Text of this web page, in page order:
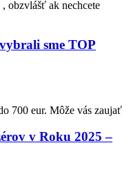
obzvlášť ak nechcete
sme TOP
700 eur. Môže vás zaujať
v Roku 2025 –